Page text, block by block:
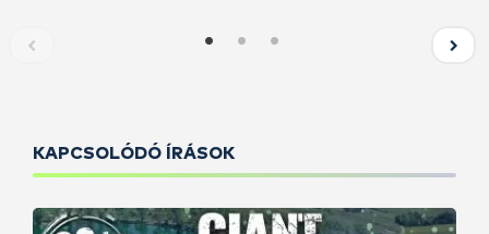
KAPCSOLÓDÓ ÍRÁSOK